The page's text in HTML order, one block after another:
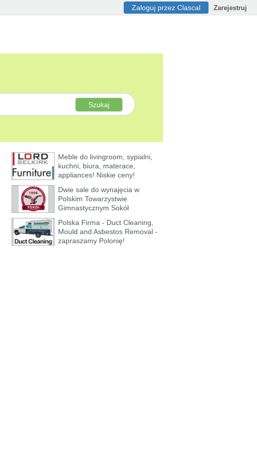
Zaloguj przez Clascal Zarejestruj
Szukaj
Meble do livingroom, sypialni,
kuchni, biura, materace,
appliances! Niskie ceny!
Dwie sale do wynajęcia w
Polskim Towarzystwie
Gimnastycznym Sokół
Polska Firma - Duct Cleaning,
Mould and Asbestos Removal -
zapraszamy Polonię!